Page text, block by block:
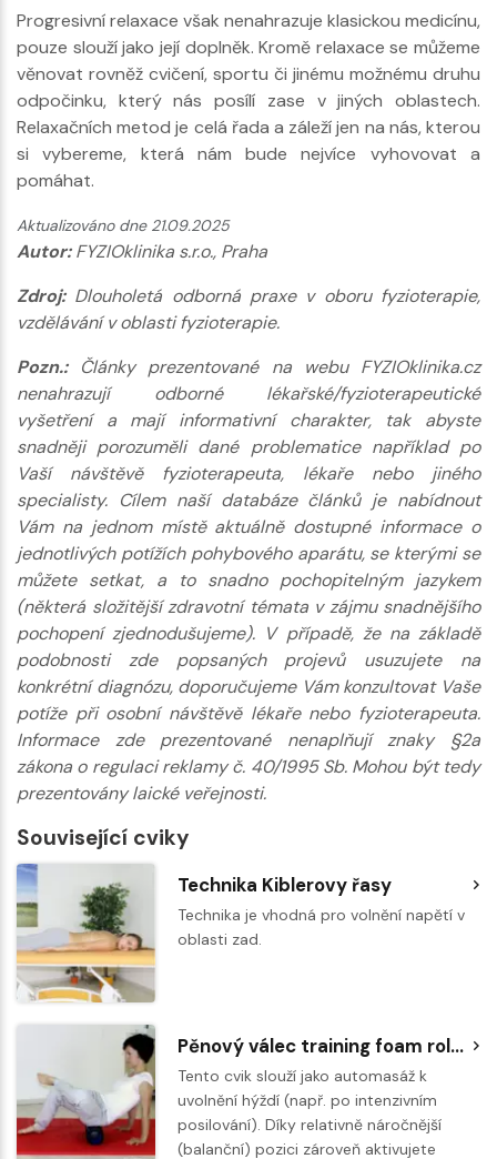
Progresivní relaxace však nenahrazuje klasickou medicínu,
pouze slouží jako její doplněk. Kromě relaxace se můžeme
věnovat rovněž cvičení, sportu či jinému možnému druhu
odpočinku, který nás posílí zase v jiných oblastech.
Relaxačních metod je celá řada a záleží jen na nás, kterou
si vybereme, která nám bude nejvíce vyhovovat a
pomáhat.
Aktualizováno dne 21.09.2025
Autor:FYZIOklinika s.r.o., Praha
Zdroj:Dlouholetá odborná praxe v oboru fyzioterapie,
vzdělávání v oblasti fyzioterapie.
Pozn.:Články prezentované na webu FYZIOklinika.cz
nenahrazují odborné lékařské/fyzioterapeutické
vyšetření a mají informativní charakter, tak abyste
snadněji porozuměli dané problematice například po
Vaší návštěvě fyzioterapeuta, lékaře nebo jiného
specialisty. Cílem naší databáze článků je nabídnout
Vám na jednom místě aktuálně dostupné informace o
jednotlivých potížích pohybového aparátu, se kterými se
můžete setkat, a to snadno pochopitelným jazykem
(některá složitější zdravotní témata v zájmu snadnějšího
pochopení zjednodušujeme). V případě, že na základě
podobnosti zde popsaných projevů usuzujete na
konkrétní diagnózu, doporučujeme Vám konzultovat Vaše
potíže při osobní návštěvě lékaře nebo fyzioterapeuta.
Informace zde prezentované nenaplňují znaky §2a
zákona o regulaci reklamy č. 40/1995 Sb. Mohou být tedy
prezentovány laické veřejnosti.
Související cviky
Technika Kiblerovy řasy
Technika je vhodná pro volnění napětí v
oblasti zad.
Pěnový válec training foam roller - masáž hýždí
Tento cvik slouží jako automasáž k
uvolnění hýždí (např. po intenzivním
posilování). Díky relativně náročnější
(balanční) pozici zároveň aktivujete